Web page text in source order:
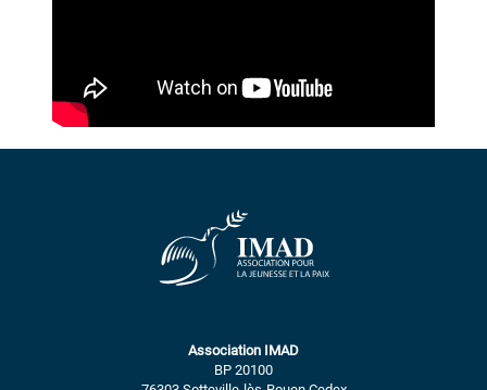
Association IMAD
BP 20100